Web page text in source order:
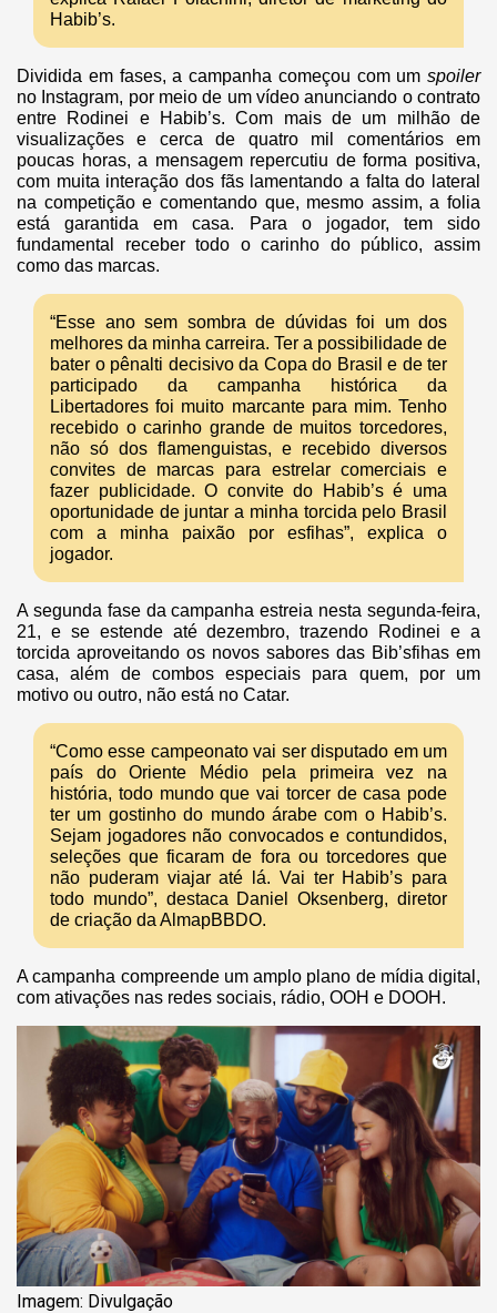
Habib’s.
Dividida em fases, a campanha começou com um spoiler
no Instagram, por meio de um vídeo anunciando o contrato
entre Rodinei e Habib’s. Com mais de um milhão de
visualizações e cerca de quatro mil comentários em
poucas horas, a mensagem repercutiu de forma positiva,
com muita interação dos fãs lamentando a falta do lateral
na competição e comentando que, mesmo assim, a folia
está garantida em casa. Para o jogador, tem sido
fundamental receber todo o carinho do público, assim
como das marcas.
“Esse ano sem sombra de dúvidas foi um dos
melhores da minha carreira. Ter a possibilidade de
bater o pênalti decisivo da Copa do Brasil e de ter
participado da campanha histórica da
Libertadores foi muito marcante para mim. Tenho
recebido o carinho grande de muitos torcedores,
não só dos flamenguistas, e recebido diversos
convites de marcas para estrelar comerciais e
fazer publicidade. O convite do Habib’s é uma
oportunidade de juntar a minha torcida pelo Brasil
com a minha paixão por esfihas”, explica o
jogador.
A segunda fase da campanha estreia nesta segunda-feira,
21, e se estende até dezembro, trazendo Rodinei e a
torcida aproveitando os novos sabores das Bib’sfihas em
casa, além de combos especiais para quem, por um
motivo ou outro, não está no Catar.
“Como esse campeonato vai ser disputado em um
país do Oriente Médio pela primeira vez na
história, todo mundo que vai torcer de casa pode
ter um gostinho do mundo árabe com o Habib’s.
Sejam jogadores não convocados e contundidos,
seleções que ficaram de fora ou torcedores que
não puderam viajar até lá. Vai ter Habib’s para
todo mundo”, destaca Daniel Oksenberg, diretor
de criação da AlmapBBDO.
A campanha compreende um amplo plano de mídia digital,
com ativações nas redes sociais, rádio, OOH e DOOH.
Imagem: Divulgação